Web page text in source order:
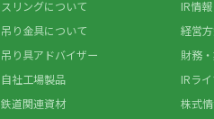
スリングについて
吊り金具について
吊り具アドバイザー
自社工場製品
鉄道関連資材
IR情
経営
財務
IRラ
株式